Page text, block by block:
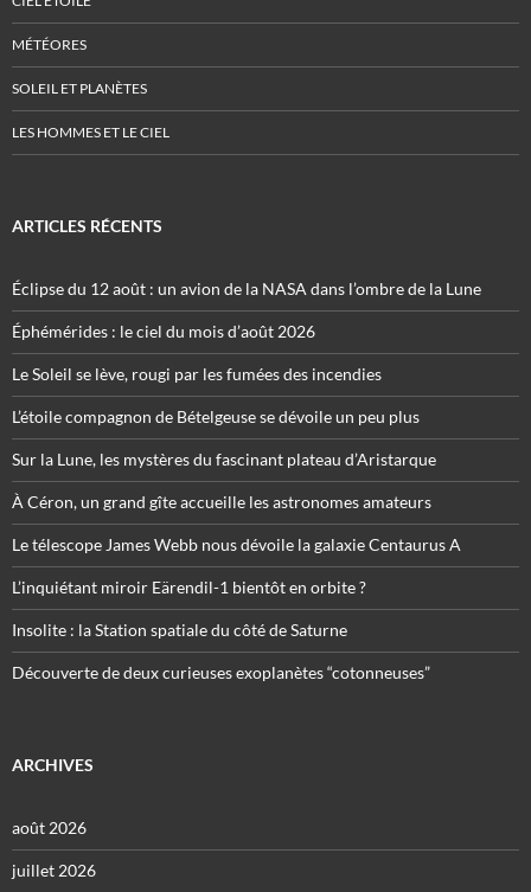
MÉTÉORES
SOLEIL ET PLANÈTES
LES HOMMES ET LE CIEL
ARTICLES RÉCENTS
Éclipse du 12 août : un avion de la NASA dans l’ombre de la Lune
Éphémérides : le ciel du mois d’août 2026
Le Soleil se lève, rougi par les fumées des incendies
L’étoile compagnon de Bételgeuse se dévoile un peu plus
Sur la Lune, les mystères du fascinant plateau d’Aristarque
À Céron, un grand gîte accueille les astronomes amateurs
Le télescope James Webb nous dévoile la galaxie Centaurus A
L’inquiétant miroir Eärendil-1 bientôt en orbite ?
Insolite : la Station spatiale du côté de Saturne
Découverte de deux curieuses exoplanètes “cotonneuses”
ARCHIVES
août 2026
juillet 2026